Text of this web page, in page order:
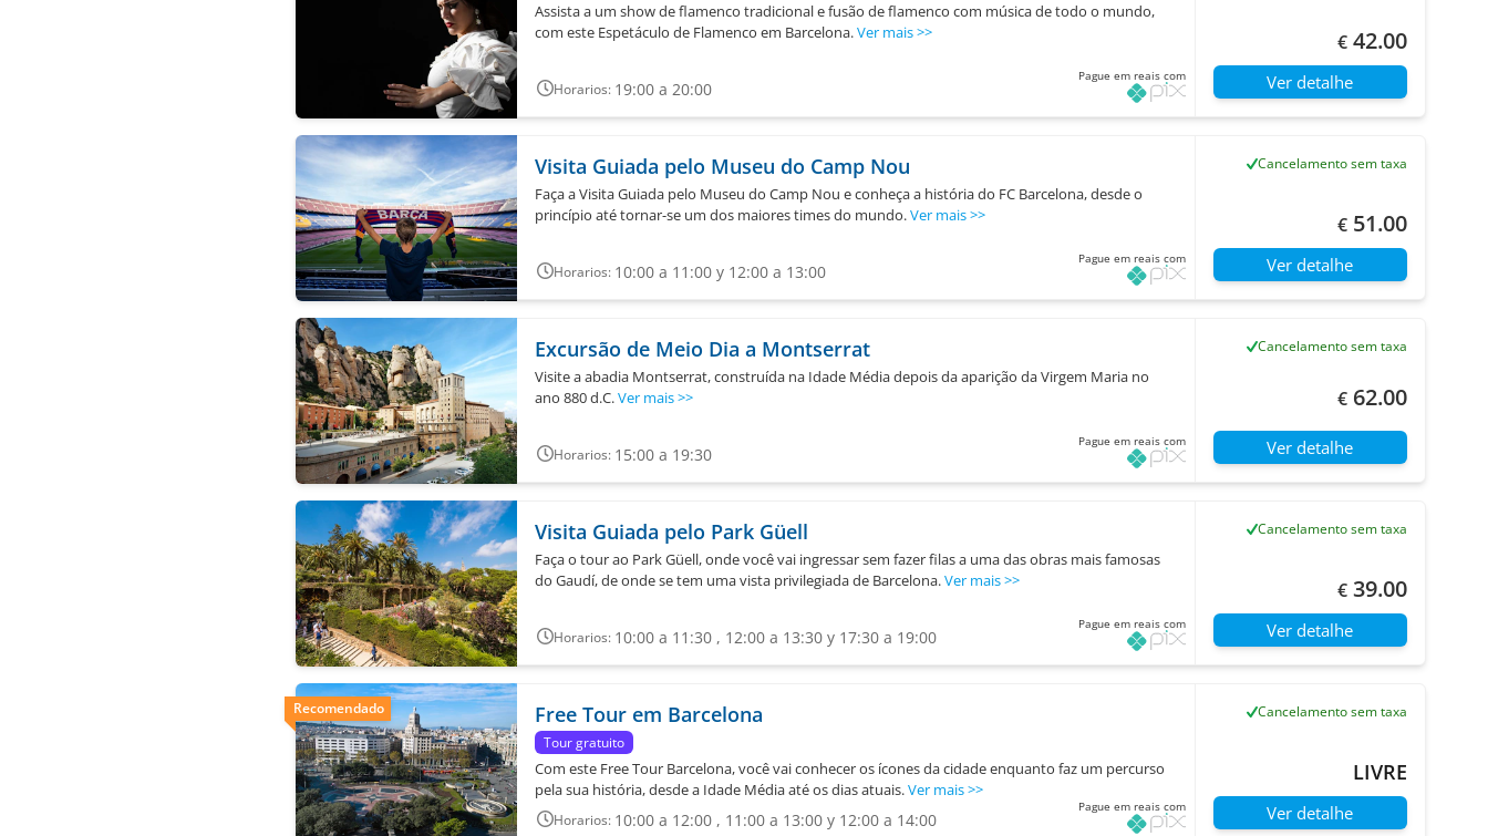
Pague em reais com
Assista a um show de flamenco tradicional e fusão de flamenco com música de todo o mundo,
com este Espetáculo de Flamenco em Barcelona.Ver mais>>
Horarios: 19:00 a 20:00
€ 42.00
Ver detalhe
Pague em reais com
Visita Guiada pelo Museu do Camp Nou
Faça a Visita Guiada pelo Museu do Camp Nou e conheça a história do FC Barcelona, desde o
princípio até tornar-se um dos maiores times do mundo.Ver mais>>
Horarios: 10:00 a 11:00 y 12:00 a 13:00
Cancelamento sem taxa
€ 51.00
Ver detalhe
Pague em reais com
Excursão de Meio Dia a Montserrat
Visite a abadia Montserrat, construída na Idade Média depois da aparição da Virgem Maria no
ano 880 d.C.Ver mais>>
Horarios: 15:00 a 19:30
Cancelamento sem taxa
€ 62.00
Ver detalhe
Pague em reais com
Visita Guiada pelo Park Güell
Faça o tour ao Park Güell, onde você vai ingressar sem fazer filas a uma das obras mais famosas
do Gaudí, de onde se tem uma vista privilegiada de Barcelona.Ver mais>>
Horarios: 10:00 a 11:30 , 12:00 a 13:30 y 17:30 a 19:00
Cancelamento sem taxa
€ 39.00
Ver detalhe
Recomendado
Pague em reais com
Free Tour em Barcelona
Tour gratuito
Com este Free Tour Barcelona, você vai conhecer os ícones da cidade enquanto faz um percurso
pela sua história, desde a Idade Média até os dias atuais.Ver mais>>
Horarios: 10:00 a 12:00 , 11:00 a 13:00 y 12:00 a 14:00
Cancelamento sem taxa
LIVRE
Ver detalhe